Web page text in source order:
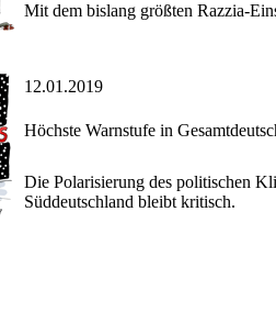
Mit dem bislang größten Razzia-
12.01.2019
Höchste Warnstufe in
Die Polarisierung des politischen
Süddeutschland bleibt kritisch.